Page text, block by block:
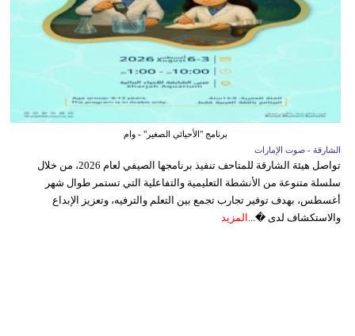
برنامج "الأحيائي الصغير" - وام
الشارقة - صوت الإمارات
تواصل هيئة الشارقة للمتاحف تنفيذ برنامجها الصيفي لعام 2026، من خلال
سلسلة متنوعة من الأنشطة التعليمية والتفاعلية التي تستمر طوال شهر
أغسطس، بهدف توفير تجارب تجمع بين التعلم والترفيه، وتعزيز الإبداع
والاستكشاف لدى �... المزيد